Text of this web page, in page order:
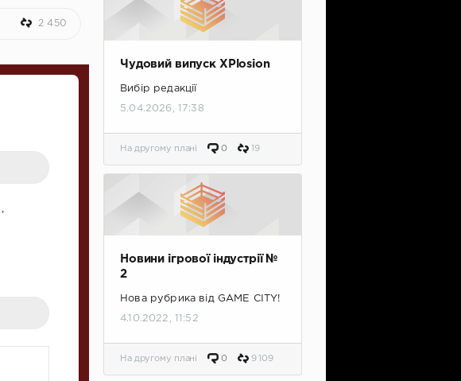
2 450
Чудовий випуск XPlosion
Вибір редакції
5.04.2026, 17:38
На другому плані 0 19
Новини ігрової індустрії №
2
Нова рубрика від GAME CITY!
4.10.2022, 11:52
На другому плані 0 9 109